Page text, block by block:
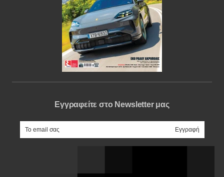
Εγγραφείτε στο Newsletter μας
e-mail